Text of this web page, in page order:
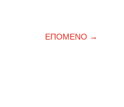
ΕΠΟΜΕΝΟ →